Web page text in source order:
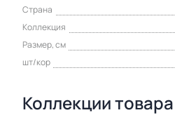
Страна
Коллекция
Размер, см
шт/кор
Коллекции товара